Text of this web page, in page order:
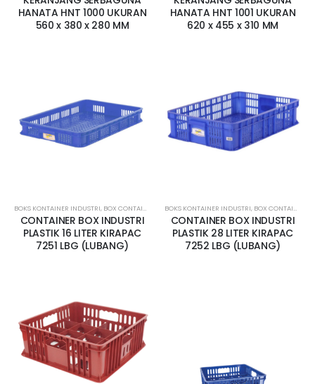
HANATA HNT 1000 UKURAN
560 x 380 x 280 MM
HANATA HNT 1001 UKURAN
620 x 455 x 310 MM
BOKS KONTAINER INDUSTRI, BOX CONTAINER KECIL ,BOX CONTAINER LUBANG,KERANJANG
CONTAINER BOX INDUSTRI
PLASTIK 16 LITER KIRAPAC
7251 LBG (LUBANG)
BOKS KONTAINER INDUSTRI, BOX CONTAINER KECIL
CONTAINER BOX INDUSTRI
PLASTIK 28 LITER KIRAPAC
7252 LBG (LUBANG)